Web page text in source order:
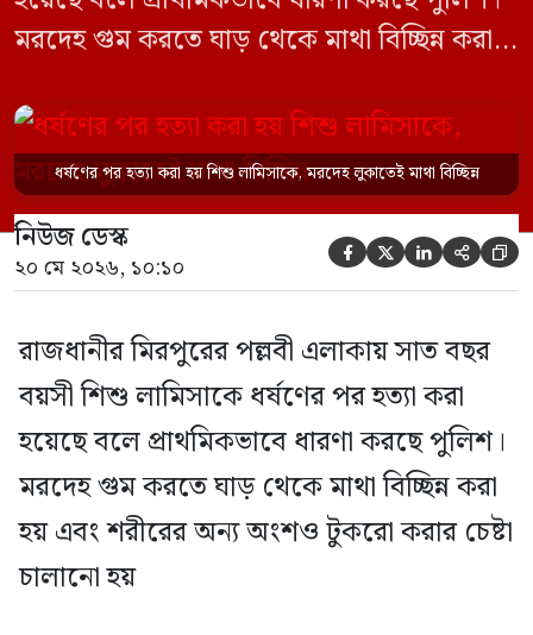
মরদেহ গুম করতে ঘাড় থেকে মাথা বিচ্ছিন্ন করা
চালানো হয় এই নৃশংস হত্যাকাণ্ডে পাশের ফ্ল্যাটের
ভাড়াটিয়া সোহেল রানা (৩০) ও তার স্ত্রী স্বপ্না
আক্তারকে (২৬) মাত্র ৭ ঘণ্টার […]
ধর্ষণের পর হত্যা করা হয় শিশু লামিসাকে, মরদেহ লুকাতেই মাথা বিচ্ছিন্ন
নিউজ ডেস্ক
২০ মে ২০২৬, ১০:১০     
রাজধানীর মিরপুরের পল্লবী এলাকায় সাত বছর
বয়সী শিশু লামিসাকে ধর্ষণের পর হত্যা করা
হয়েছে বলে প্রাথমিকভাবে ধারণা করছে পুলিশ।
মরদেহ গুম করতে ঘাড় থেকে মাথা বিচ্ছিন্ন করা
হয় এবং শরীরের অন্য অংশও টুকরো করার চেষ্টা
চালানো হয়